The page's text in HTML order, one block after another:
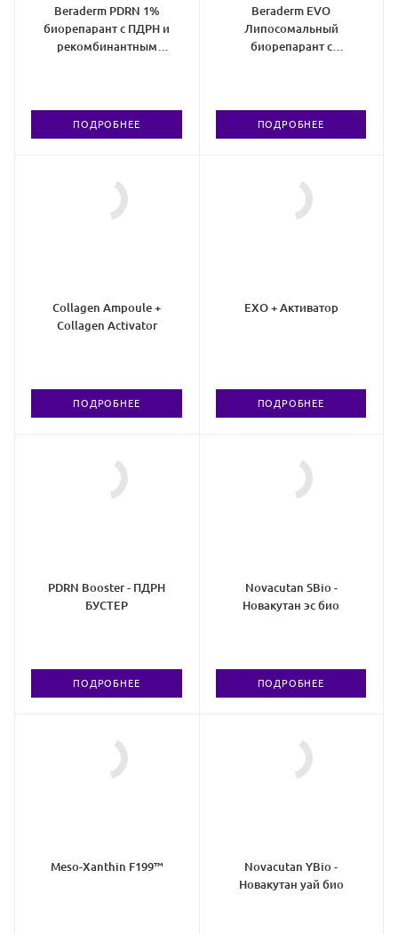
Beraderm PDRN 1%
биорепарант с ПДРН и
рекомбинантным
ПОДРОБНЕЕ
Beraderm EVO
Липосомальный
биорепарант с
ПОДРОБНЕЕ
Collagen Ampoule +
Collagen Activator
ПОДРОБНЕЕ
EXO + Активатор
ПОДРОБНЕЕ
PDRN Booster - ПДРН
БУСТЕР
ПОДРОБНЕЕ
Novacutan SBio -
Новакутан эс био
ПОДРОБНЕЕ
Meso-Xanthin F199™
Novacutan YBio -
Новакутан уай био